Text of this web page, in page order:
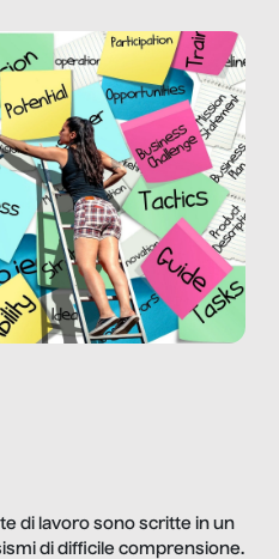
di lavoro sono scritte in un
di difficile comprensione.